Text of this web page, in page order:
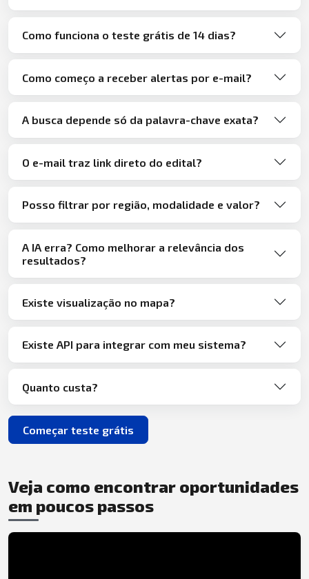
Como funciona o teste grátis de 14 dias?
Como começo a receber alertas por e-mail?
A busca depende só da palavra-chave exata?
O e-mail traz link direto do edital?
Posso filtrar por região, modalidade e valor?
A IA erra? Como melhorar a relevância dos
resultados?
Existe visualização no mapa?
Existe API para integrar com meu sistema?
Quanto custa?
Começar teste grátis
Veja como encontrar oportunidades
em poucos passos